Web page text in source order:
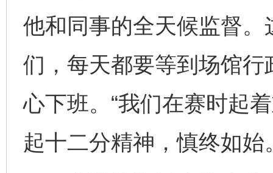
他和同事的全天候监督
们，每天都要等到场馆
心下班。“我们在赛时起
起十二分精神，慎终如始